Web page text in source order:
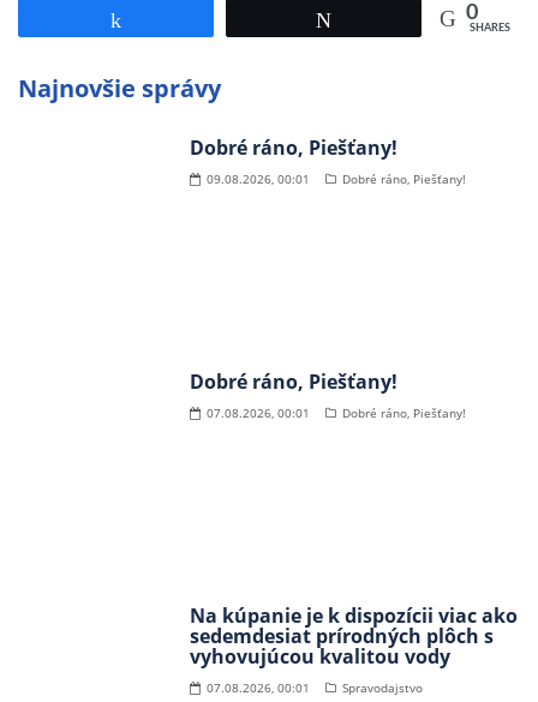
0
SHARES
Najnovšie správy
Dobré ráno, Piešťany!
09.08.2026, 00:01 Dobré ráno, Piešťany!
Dobré ráno, Piešťany!
07.08.2026, 00:01 Dobré ráno, Piešťany!
Na kúpanie je k dispozícii viac ako
sedemdesiat prírodných plôch s
vyhovujúcou kvalitou vody
07.08.2026, 00:01 Spravodajstvo